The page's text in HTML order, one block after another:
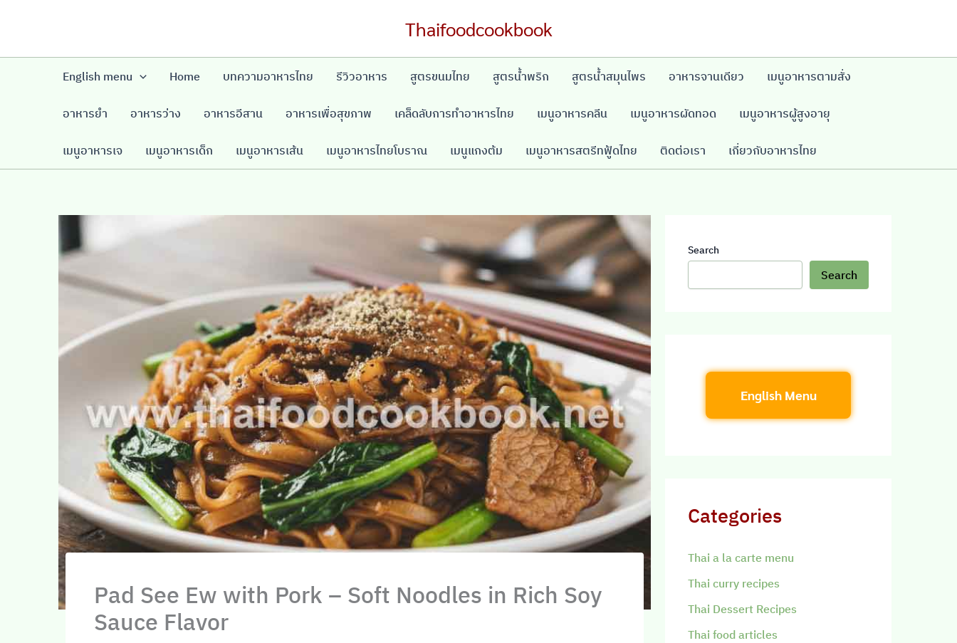
Thaifoodcookbook
English menu Home บทความอาหารไทย รีวิวอาหาร สูตรขนมไทย สูตรน้ำพริก สูตรน้ำสมุนไพร อาหารจานเดียว เมนูอาหารตามสั่ง
อาหารยำ อาหารว่าง อาหารอีสาน อาหารเพื่อสุขภาพ เคล็ดลับการทำอาหารไทย เมนูอาหารคลีน เมนูอาหารผัดทอด เมนูอาหารผู้สูงอายุ
เมนูอาหารเจ เมนูอาหารเด็ก เมนูอาหารเส้น เมนูอาหารไทยโบราณ เมนูแกงต้ม เมนูอาหารสตรีทฟู้ดไทย ติดต่อเรา เกี่ยวกับอาหารไทย
Pad See Ew with Pork – Soft Noodles in Rich Soy
Sauce Flavor
Search
Search
English Menu
Categories
Thai a la carte menu
Thai curry recipes
Thai Dessert Recipes
Thai food articles